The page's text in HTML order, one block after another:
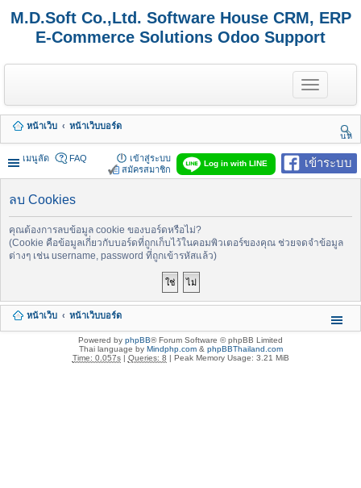
M.D.Soft Co.,Ltd. Software House CRM, ERP
E-Commerce Solutions Odoo Support
T
o
g
e
n
a
v
a
i
หน้าเว็บ
หน้าเว็บบอร์ด
นห
า
เมนูลัด
เข้าระบบ
Log in with LINE
FAQ
เข้าสู่ระบบ
สมัครสมาชิก
ลบ Cookies
คุณต้องการลบข้อมูล cookie ของบอร์ดหรือไม่?
(Cookie คือข้อมูลเกี่ยวกับบอร์ดที่ถูกเก็บไว้ในคอมพิวเตอร์ของคุณ ช่วยจดจำข้อมูล
ต่างๆ เช่น username, password ที่ถูกเข้ารหัสแล้ว)
หน้าเว็บ หน้าเว็บบอร์ด
Powered by phpBB® Forum Software © phpBB Limited
Thai language by Mindphp.com& phpBBThailand.com
Time: 0.057s| Queries: 8 | Peak Memory Usage: 3.21 MiB